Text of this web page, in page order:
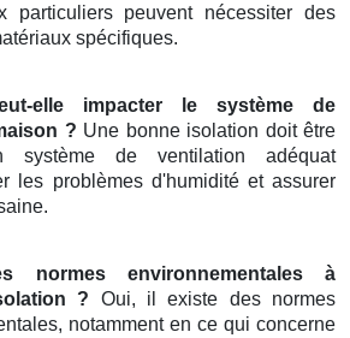
particuliers peuvent nécessiter des
spécifiques.
elle impacter le système de
? Une bonne isolation doit être
système de ventilation adéquat
les problèmes d'humidité et assurer
normes environnementales à
? Oui, il existe des normes
notamment en ce qui concerne